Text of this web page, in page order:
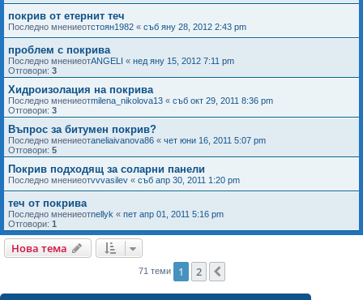
покрив от етернит теч
Последно мнениеотстоян1982 « съб яну 28, 2012 2:43 pm
проблем с покрива
Последно мнениеотANGELI « нед яну 15, 2012 7:11 pm
Отговори: 3
Хидроизолация на покрива
Последно мнениеотmilena_nikolova13 « съб окт 29, 2011 8:36 pm
Отговори: 3
Въпрос за битумен покрив?
Последно мнениеотaneliaivanova86 « чет юни 16, 2011 5:07 pm
Отговори: 5
Покрив подходящ за соларни панели
Последно мнениеотvvvasilev « съб апр 30, 2011 1:20 pm
теч от покрива
Последно мнениеотnellyk « пет апр 01, 2011 5:16 pm
Отговори: 1
Нова тема
71 теми 1 2